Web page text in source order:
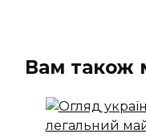
Вам також